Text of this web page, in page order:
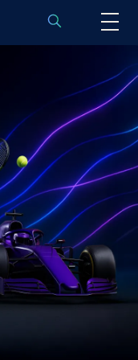
הופעות לפי אמנים
יעדים
פסטיבלים
חבילות נבחרות
אירועי ספורט
בלוג